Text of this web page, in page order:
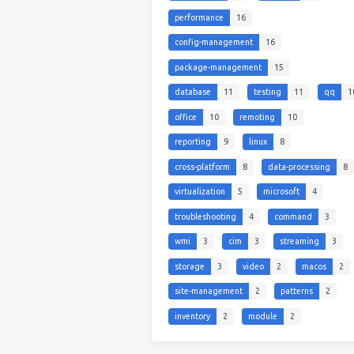
performance 16
config-management 16
package-management 15
database 11 testing 11 qq
office 10 remoting 10
reporting 9 linux 8
cross-platform 8 data-processing 8
virtualization 5 microsoft 4
troubleshooting 4 command 3
wmi 3 cim 3 streaming 3
storage 3 video 2 macos 2
site-management 2 patterns 2
inventory 2 module 2